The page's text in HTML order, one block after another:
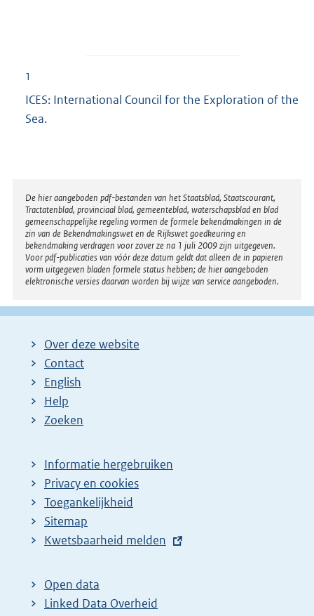
1
ICES: International Council for the Exploration of the
Sea.
Disclaimer
De hier aangeboden pdf-bestanden van het Staatsblad, Staatscourant,
Tractatenblad, provinciaal blad, gemeenteblad, waterschapsblad en blad
gemeenschappelijke regeling vormen de formele bekendmakingen in de
zin van de Bekendmakingswet en de Rijkswet goedkeuring en
bekendmaking verdragen voor zover ze na 1 juli 2009 zijn uitgegeven.
Voor pdf-publicaties van vóór deze datum geldt dat alleen de in papieren
vorm uitgegeven bladen formele status hebben; de hier aangeboden
elektronische versies daarvan worden bij wijze van service aangeboden.
Over deze website
Contact
English
Help
Zoeken
Informatie hergebruiken
Privacy en cookies
Toegankelijkheid
Sitemap
E
t
e
Kwetsbaarheid melden
Open data
Linked Data Overheid